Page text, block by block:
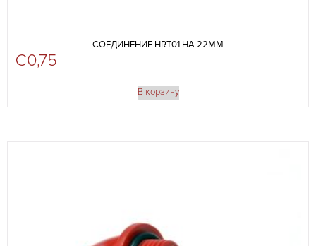
СОЕДИНЕНИЕ HRT01 НА 22ММ
€0,75
В корзину